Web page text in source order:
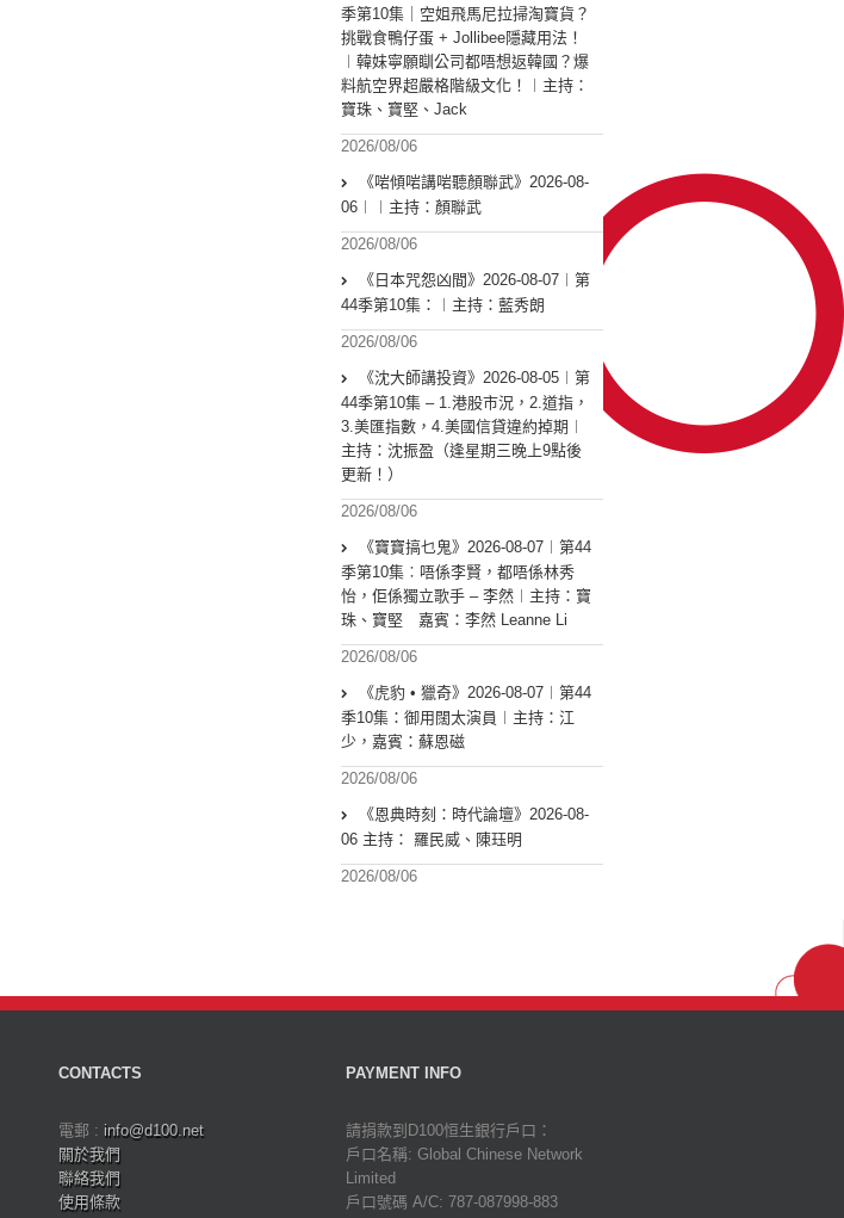
季第10集｜空姐飛馬尼拉掃淘寶貨？
挑戰食鴨仔蛋 + Jollibee隱藏用法！
︱韓妹寧願瞓公司都唔想返韓國？爆
料航空界超嚴格階級文化！︱主持：
寶珠、寶堅、Jack
2026/08/06
《啱傾啱講啱聽顏聯武》2026-08-
06︱︱主持：顏聯武
2026/08/06
《日本咒怨凶間》2026-08-07︱第
44季第10集：︱主持：藍秀朗
2026/08/06
《沈大師講投資》2026-08-05︱第
44季第10集 – 1.港股市況，2.道指，
3.美匯指數，4.美國信貸違約掉期︱
主持：沈振盈（逢星期三晚上9點後
更新！）
2026/08/06
《寶寶搞乜鬼》2026-08-07︱第44
季第10集︰唔係李賢，都唔係林秀
怡，佢係獨立歌手 – 李然︱主持：寶
珠、寶堅 嘉賓：李然 Leanne Li
2026/08/06
《虎豹 • 獵奇》2026-08-07︱第44
季10集：御用闊太演員︱主持：江
少，嘉賓：蘇恩磁
2026/08/06
《恩典時刻：時代論壇》2026-08-
06 主持： 羅民威、陳珏明
2026/08/06
CONTACTS
電郵 : info@d100.net
關於我們
聯絡我們
使用條款
PAYMENT INFO
請捐款到D100恒生銀行戶口：
戶口名稱: Global Chinese Network
Limited
戶口號碼 A/C: 787-087998-883